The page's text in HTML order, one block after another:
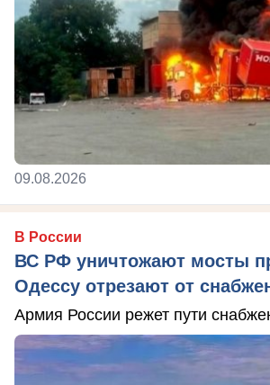
09.08.2026
В России
ВС РФ уничтожают мосты
Одессу отрезают от
Армия России режет пути